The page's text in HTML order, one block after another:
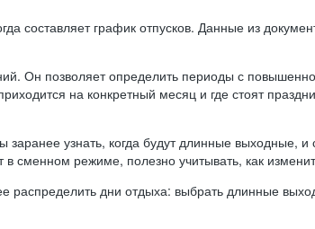
составляет график отпусков. Данные из
Он позволяет определить периоды с
на конкретный месяц и где стоят
заранее узнать, когда будут длинные
в сменном режиме, полезно учитывать, как
распределить дни отдыха: выбрать длинные